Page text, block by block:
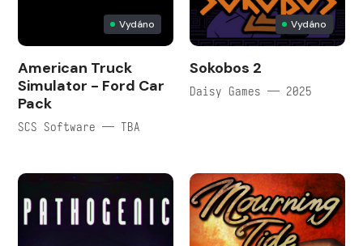
Vydáno
American Truck
Simulator - Ford Car
Pack
SCS Software — TBA
Vydáno
Sokobos 2
Daisy Games — 2025